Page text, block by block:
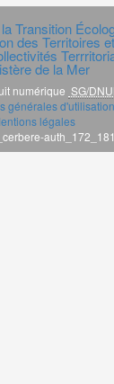
Transition
des Territoires
de la Mer
numérique SG/
générales d'utilisation
légales